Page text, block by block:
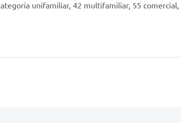
unifamiliar, 42 multifamiliar, 55